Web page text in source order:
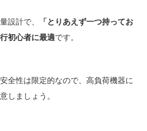
設計で、
「とりあえず一つ持ってお
初心者に最適です。
全性は限定的なので、高負荷機器に
しましょう。